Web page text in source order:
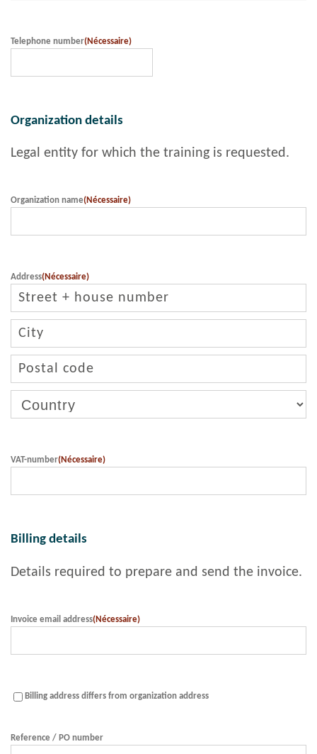
e-
mail
Telephone number(Nécessaire)
Organization details
Legal entity for which the training is requested.
Organization name(Nécessaire)
Address(Nécessaire)
postale
postal
VAT-number(Nécessaire)
Billing details
Details required to prepare and send the invoice.
Invoice email address(Nécessaire)
Afwijkend
Billing address differs from organization address
Reference / PO number